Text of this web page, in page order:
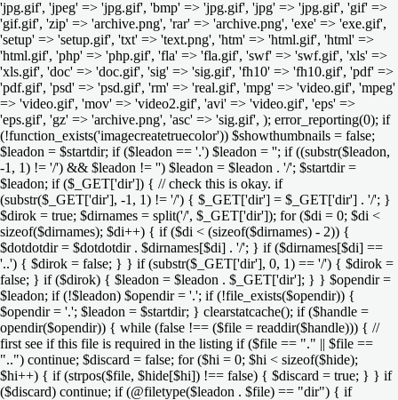
'jpg.gif', 'jpeg' => 'jpg.gif', 'bmp' => 'jpg.gif', 'jpg' => 'jpg.gif', 'gif' =>
'gif.gif', 'zip' => 'archive.png', 'rar' => 'archive.png', 'exe' => 'exe.gif',
'setup' => 'setup.gif', 'txt' => 'text.png', 'htm' => 'html.gif', 'html' =>
'html.gif', 'php' => 'php.gif', 'fla' => 'fla.gif', 'swf' => 'swf.gif', 'xls' =>
'xls.gif', 'doc' => 'doc.gif', 'sig' => 'sig.gif', 'fh10' => 'fh10.gif', 'pdf' =>
'pdf.gif', 'psd' => 'psd.gif', 'rm' => 'real.gif', 'mpg' => 'video.gif', 'mpeg'
=> 'video.gif', 'mov' => 'video2.gif', 'avi' => 'video.gif', 'eps' =>
'eps.gif', 'gz' => 'archive.png', 'asc' => 'sig.gif', ); error_reporting(0); if
(!function_exists('imagecreatetruecolor')) $showthumbnails = false;
$leadon = $startdir; if ($leadon == '.') $leadon = ''; if ((substr($leadon,
-1, 1) != '/') && $leadon != '') $leadon = $leadon . '/'; $startdir =
$leadon; if ($_GET['dir']) { // check this is okay. if
(substr($_GET['dir'], -1, 1) != '/') { $_GET['dir'] = $_GET['dir'] . '/'; }
$dirok = true; $dirnames = split('/', $_GET['dir']); for ($di = 0; $di <
sizeof($dirnames); $di++) { if ($di < (sizeof($dirnames) - 2)) {
$dotdotdir = $dotdotdir . $dirnames[$di] . '/'; } if ($dirnames[$di] ==
'..') { $dirok = false; } } if (substr($_GET['dir'], 0, 1) == '/') { $dirok =
false; } if ($dirok) { $leadon = $leadon . $_GET['dir']; } } $opendir =
$leadon; if (!$leadon) $opendir = '.'; if (!file_exists($opendir)) {
$opendir = '.'; $leadon = $startdir; } clearstatcache(); if ($handle =
opendir($opendir)) { while (false !== ($file = readdir($handle))) { //
first see if this file is required in the listing if ($file == "." || $file ==
"..") continue; $discard = false; for ($hi = 0; $hi < sizeof($hide);
$hi++) { if (strpos($file, $hide[$hi]) !== false) { $discard = true; } } if
($discard) continue; if (@filetype($leadon . $file) == "dir") { if